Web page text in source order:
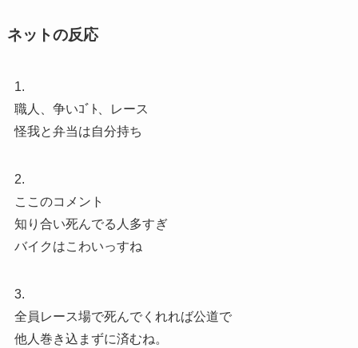
ネットの反応
1.
職人、争いｺﾞﾄ、レース
怪我と弁当は自分持ち
2.
ここのコメント
知り合い死んでる人多すぎ
バイクはこわいっすね
3.
全員レース場で死んでくれれば公道で
他人巻き込まずに済むね。